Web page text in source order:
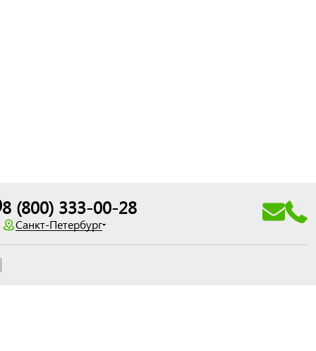
8 (800) 333-00-28
Санкт-Петербург